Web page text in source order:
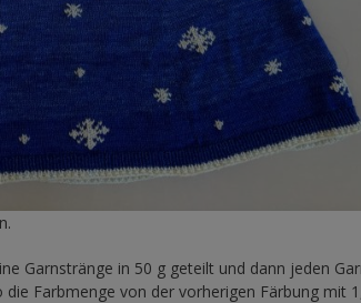
Garnstränge in 50 g geteilt und dann jeden
Farbmenge von der vorherigen Färbung mit